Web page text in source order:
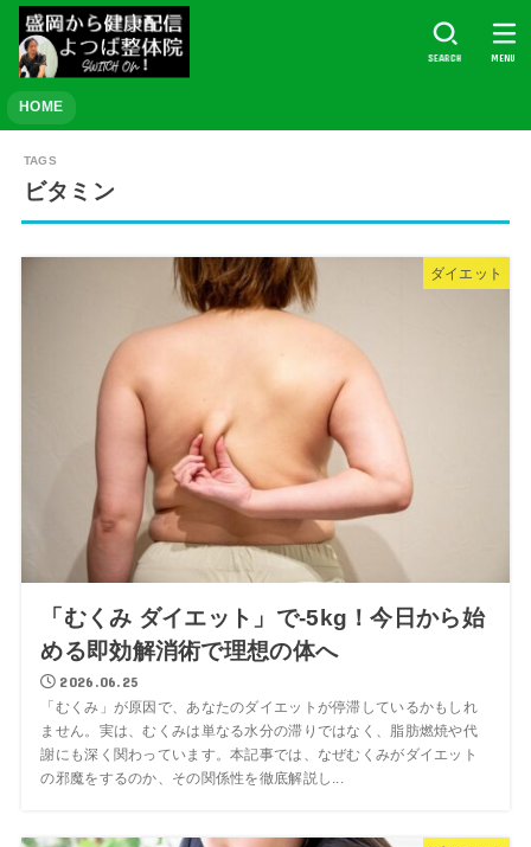
HOME
SEARCH MENU
ビタミン
ダイエット
「むくみ ダイエット」で-5kg！今日から始
める即効解消術で理想の体へ
2026.06.25
「むくみ」が原因で、あなたのダイエットが停滞しているかもしれ
ません。実は、むくみは単なる水分の滞りではなく、脂肪燃焼や代
謝にも深く関わっています。本記事では、なぜむくみがダイエット
の邪魔をするのか、その関係性を徹底解説し...